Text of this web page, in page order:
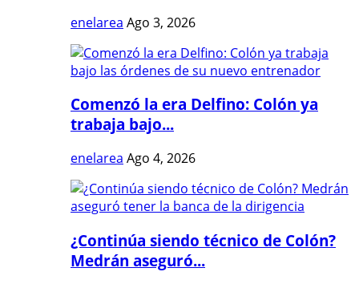
enelarea Ago 3, 2026
Comenzó la era Delfino: Colón ya
trabaja bajo...
enelarea Ago 4, 2026
¿Continúa siendo técnico de Colón?
Medrán aseguró...